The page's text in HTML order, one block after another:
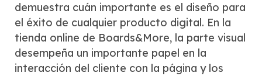
demuestra cuán importante es el diseño para
el éxito de cualquier producto digital. En la
tienda online de Boards&More, la parte visual
desempeña un importante papel en la
interacción del cliente con la página y los